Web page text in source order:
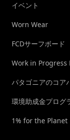
イベント
Worn Wear
FCDサーフボード
Work in Progress
パタゴニアのコア
環境助成金プログ
1% for the Planet